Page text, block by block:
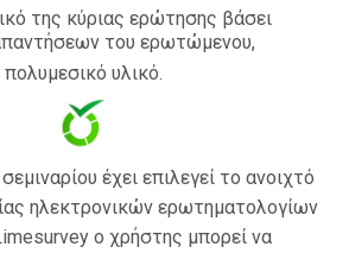
της κύριας ερώτησης βάσει
του ερωτώμενου,
πολυμεσικό υλικό.
έχει επιλεγεί το ανοιχτό
ηλεκτρονικών ερωτηματολογίων
ο χρήστης μπορεί να